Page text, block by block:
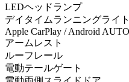
LEDヘッドランプ
デイタイムランニングライト
Apple CarPlay / Android AUTO
アームレスト
ルーフレール
電動テールゲート